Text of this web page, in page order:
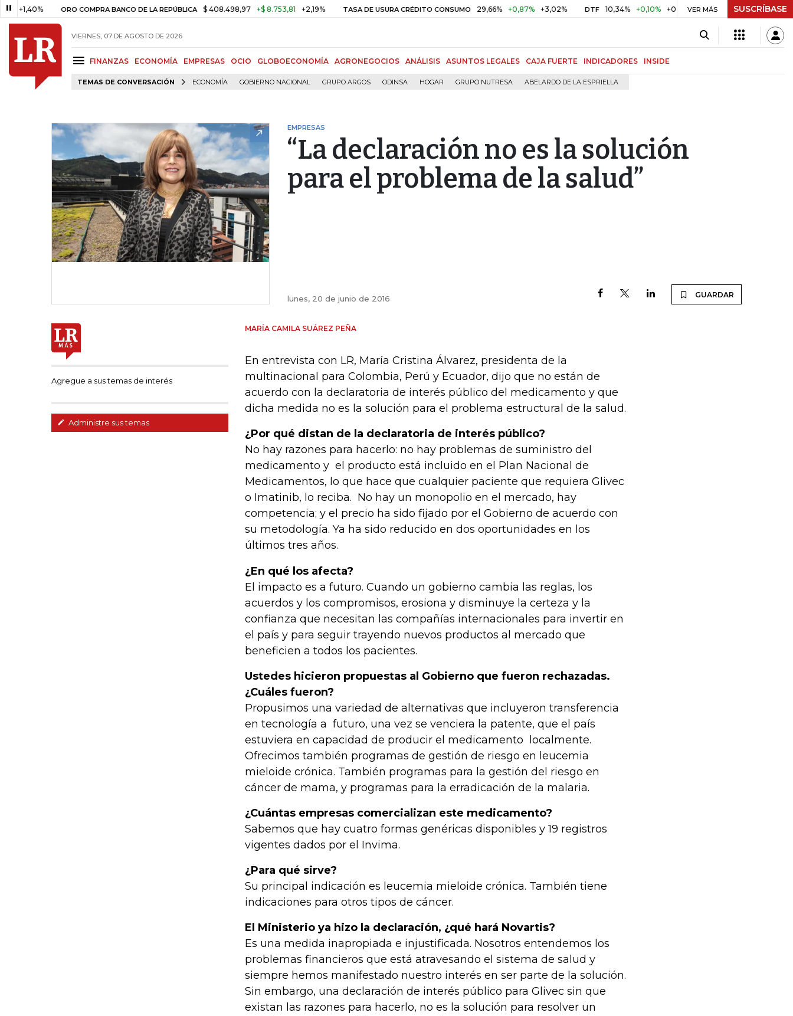
ORO COMPRA BANCO DE LA REPÚBLICA $ 408.498,97 +$ 8.753,81 +2,19% TASA DE USURA CRÉDITO CONSUMO 29,66% +0,87% +3,02% DTF 10,34% +0,10% +0,98% UVR $ 416,91 +$ 0,05 +0,01%
VER MÁS SUSCRÍBASE
VIERNES, 07 DE AGOSTO DE 2026
FINANZAS ECONOMÍA EMPRESAS OCIO GLOBOECONOMÍA AGRONEGOCIOS ANÁLISIS ASUNTOS LEGALES CAJA FUERTE INDICADORES INSIDE
TEMAS DE CONVERSACIÓN ECONOMÍA GOBIERNO NACIONAL GRUPO ARGOS ODINSA HOGAR GRUPO NUTRESA ABELARDO DE LA ESPRIELLA
EMPRESAS
“La declaración no es la solución
para el problema de la salud”
lunes, 20 de junio de 2016 GUARDAR
Agregue a sus temas de interés
Administre sus temas
MARÍA CAMILA SUÁREZ PEÑA
En entrevista con LR, María Cristina Álvarez, presidenta de la
multinacional para Colombia, Perú y Ecuador, dijo que no están de
acuerdo con la declaratoria de interés público del medicamento y que
dicha medida no es la solución para el problema estructural de la salud.
¿Por qué distan de la declaratoria de interés público?
No hay razones para hacerlo: no hay problemas de suministro del
medicamento y el producto está incluido en el Plan Nacional de
Medicamentos, lo que hace que cualquier paciente que requiera Glivec
o Imatinib, lo reciba. No hay un monopolio en el mercado, hay
competencia; y el precio ha sido fijado por el Gobierno de acuerdo con
su metodología. Ya ha sido reducido en dos oportunidades en los
últimos tres años.
¿En qué los afecta?
El impacto es a futuro. Cuando un gobierno cambia las reglas, los
acuerdos y los compromisos, erosiona y disminuye la certeza y la
confianza que necesitan las compañías internacionales para invertir en
el país y para seguir trayendo nuevos productos al mercado que
beneficien a todos los pacientes.
Ustedes hicieron propuestas al Gobierno que fueron rechazadas.
¿Cuáles fueron?
Propusimos una variedad de alternativas que incluyeron transferencia
en tecnología a futuro, una vez se venciera la patente, que el país
estuviera en capacidad de producir el medicamento localmente.
Ofrecimos también programas de gestión de riesgo en leucemia
mieloide crónica. También programas para la gestión del riesgo en
cáncer de mama, y programas para la erradicación de la malaria.
¿Cuántas empresas comercializan este medicamento?
Sabemos que hay cuatro formas genéricas disponibles y 19 registros
vigentes dados por el Invima.
¿Para qué sirve?
Su principal indicación es leucemia mieloide crónica. También tiene
indicaciones para otros tipos de cáncer.
El Ministerio ya hizo la declaración, ¿qué hará Novartis?
Es una medida inapropiada e injustificada. Nosotros entendemos los
problemas financieros que está atravesando el sistema de salud y
siempre hemos manifestado nuestro interés en ser parte de la solución.
Sin embargo, una declaración de interés público para Glivec sin que
existan las razones para hacerlo, no es la solución para resolver un